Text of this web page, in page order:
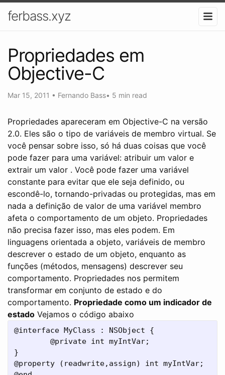
ferbass.xyz
Propriedades em
Objective-C
Mar 15, 2011 • Fernando Bass• 5 min read
Propriedades apareceram em Objective-C na versão
2.0. Eles são o tipo de variáveis ​​de membro virtual. Se
você pensar sobre isso, só há duas coisas que você
pode fazer para uma variável: atribuir um valor e
extrair um valor . Você pode fazer uma variável
constante para evitar que ele seja definido, ou
escondê-lo, tornando-privadas ou protegidas, mas em
nada a definição de valor de uma variável membro
afeta o comportamento de um objeto. Propriedades
não precisa fazer isso, mas eles podem. Em
linguagens orientada a objeto, variáveis ​​de membro
descrever o estado de um objeto, enquanto as
funções (métodos, mensagens) descrever seu
comportamento. Propriedades nos permitem
transformar em conjunto de estado e do
comportamento. Propriedade como um indicador de
estado Vejamos o código abaixo
@interface MyClass : NSObject {
        @private int myIntVar;
}
@property (readwrite,assign) int myIntVar;